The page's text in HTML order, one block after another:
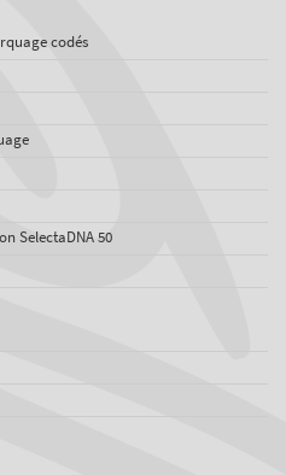
codés
SelectaDNA 50